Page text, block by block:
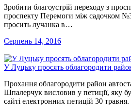
Зробити благоустрій переходу з
проспекту Перемоги між садочком
просить лучанка в…
Серпень 14, 2016
У Луцьку просять облагородити
Прохання облагородити район
Шпалерчук висловив у петиції, яку
сайті електронних петицій 30 травня.